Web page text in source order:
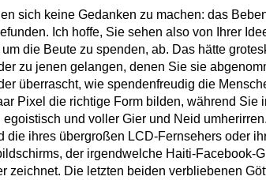
sich keine Gedanken zu machen: das
Ich hoffe, Sie sehen also von Ihrer
die Beute zu spenden, ab. Das hätte
zu jenen gelangen, denen Sie sie
überrascht, wie spendenfreudig die
Pixel die richtige Form bilden, während Sie
egoistisch und voller Gier und Neid
die ihres übergroßen LCD-Fernsehers oder
der irgendwelche Haiti-Facebook-
zeichnet. Die letzten beiden verbliebenen